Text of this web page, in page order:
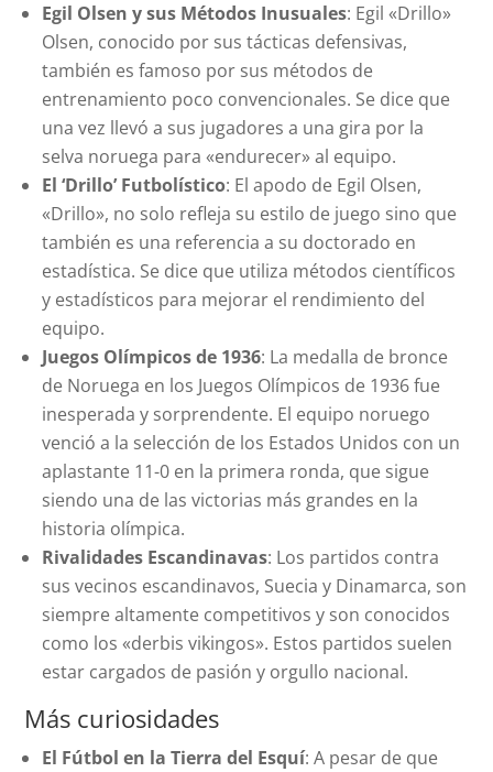
Egil Olsen y sus Métodos Inusuales: Egil «Drillo»
Olsen, conocido por sus tácticas defensivas,
también es famoso por sus métodos de
entrenamiento poco convencionales. Se dice que
una vez llevó a sus jugadores a una gira por la
selva noruega para «endurecer» al equipo.
El ‘Drillo’ Futbolístico: El apodo de Egil Olsen,
«Drillo», no solo refleja su estilo de juego sino que
también es una referencia a su doctorado en
estadística. Se dice que utiliza métodos científicos
y estadísticos para mejorar el rendimiento del
equipo.
Juegos Olímpicos de 1936: La medalla de bronce
de Noruega en los Juegos Olímpicos de 1936 fue
inesperada y sorprendente. El equipo noruego
venció a la selección de los Estados Unidos con un
aplastante 11-0 en la primera ronda, que sigue
siendo una de las victorias más grandes en la
historia olímpica.
Rivalidades Escandinavas: Los partidos contra
sus vecinos escandinavos, Suecia y Dinamarca, son
siempre altamente competitivos y son conocidos
como los «derbis vikingos». Estos partidos suelen
estar cargados de pasión y orgullo nacional.
Más curiosidades
El Fútbol en la Tierra del Esquí: A pesar de que